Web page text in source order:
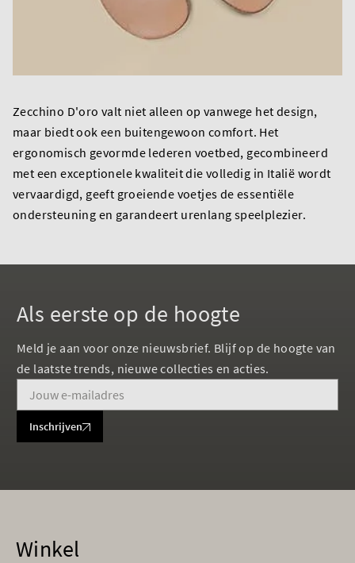
Zecchino D'oro valt niet alleen op vanwege het design,
maar biedt ook een buitengewoon comfort. Het
ergonomisch gevormde lederen voetbed, gecombineerd
met een exceptionele kwaliteit die volledig in Italië wordt
vervaardigd, geeft groeiende voetjes de essentiële
ondersteuning en garandeert urenlang speelplezier.
Als eerste op de hoogte
Meld je aan voor onze nieuwsbrief. Blijf op de hoogte van
de laatste trends, nieuwe collecties en acties.
Inschrijven
Winkel